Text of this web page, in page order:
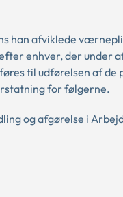
han afviklede
enhver, der under
til udførelsen af
for følgerne.
og afgørelse i